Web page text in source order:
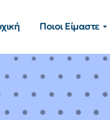
Ποιοι Είμαστε